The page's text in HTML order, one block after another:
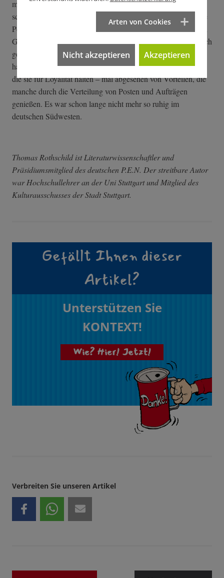
macht als eine schwarz-gelbe Regierung, ist insofern noch
schlimmer als diese, als sie den Widerstand gegen eine falsche
Politik zum Schweigen bringt. Jene progressiven Teile bei den
Grünen und in der SPD, auch in den Gewerkschaften, die noch
gegen konservative Entscheidungen der CDU protestiert
haben, verstummen und erlegen sich jetzt Zurückhaltung auf,
die sie für Loyalität halten – mal abgesehen von Vorteilen, die
manche durch die Verteilung von Posten und Aufträgen
genießen. Es war schon lange nicht mehr so ruhig im
deutschen Südwesten.
Thomas Rothschild ist Literaturwissenschaftler und
Präsidiumsmitglied des deutschen P.E.N. Der streitbare Autor
war Hochschullehrer an der Uni Stuttgart und Mitglied des
Kulturausschusses der Stadt Stuttgart.
Gefällt Ihnen dieser
Artikel?
Unterstützen Sie
KONTEXT!
Wie? Hier! Jetzt!
Verbreiten Sie unseren Artikel
Arten von Cookies
Nicht akzeptieren Akzeptieren